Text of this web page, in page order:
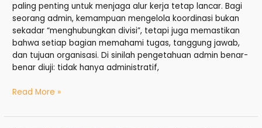
paling penting untuk menjaga alur kerja tetap lancar. Bagi
seorang admin, kemampuan mengelola koordinasi bukan
sekadar “menghubungkan divisi”, tetapi juga memastikan
bahwa setiap bagian memahami tugas, tanggung jawab,
dan tujuan organisasi. Di sinilah pengetahuan admin benar-
benar diuji: tidak hanya administratif,
Read More »